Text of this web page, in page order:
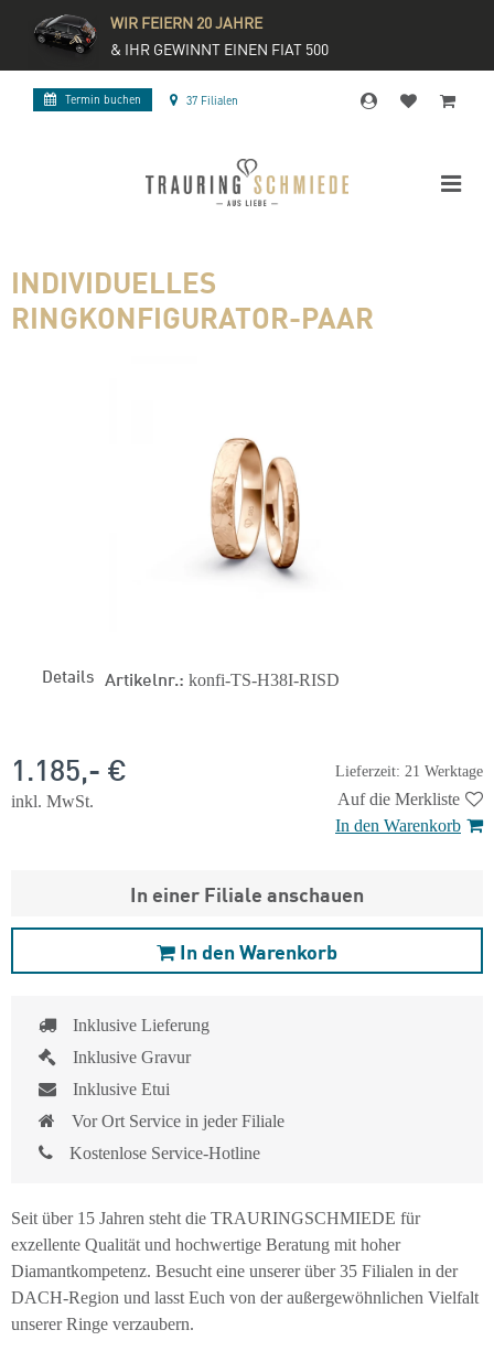
WIR FEIERN 20 JAHRE
& IHR GEWINNT EINEN FIAT 500
Termin buchen 37 Filialen
INDIVIDUELLES
RINGKONFIGURATOR-PAAR
Details Artikelnr.: konfi-TS-H38I-RISD
Lieferzeit: 21 Werktage
1.185,- €
inkl. MwSt.
Auf die Merkliste
In den Warenkorb
In einer Filiale anschauen
In den Warenkorb
Inklusive Lieferung
Inklusive Gravur
Inklusive Etui
Vor Ort Service in jeder Filiale
Kostenlose Service-Hotline
Seit über 15 Jahren steht die TRAURINGSCHMIEDE für
exzellente Qualität und hochwertige Beratung mit hoher
Diamantkompetenz. Besucht eine unserer über 35 Filialen in der
DACH-Region und lasst Euch von der außergewöhnlichen Vielfalt
unserer Ringe verzaubern.